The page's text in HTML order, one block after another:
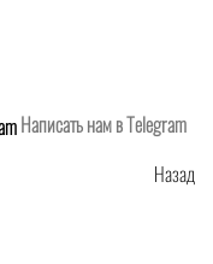
Написать нам в Telegram
Назад